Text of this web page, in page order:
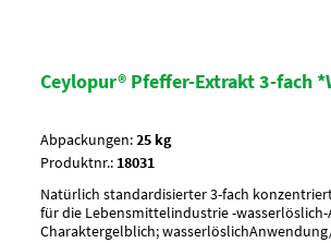
Ceylopur® Pfeffer-Extrakt 3-fach
Abpackungen:25 kg
Produktnr.: 18031
Natürlich standardisierter 3-fach
für die Lebensmittelindustrie -
Charaktergelblich;